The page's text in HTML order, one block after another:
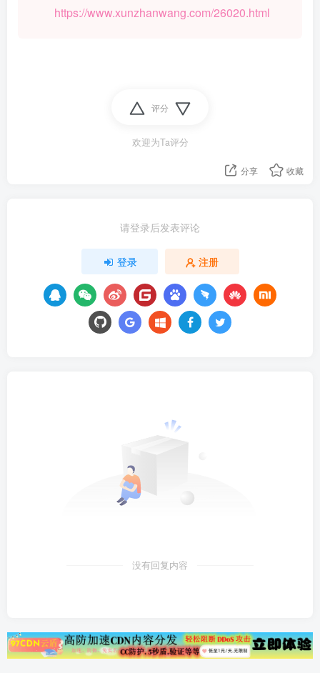
https://www.xunzhanwang.com/26020.html
评分
欢迎为Ta评分
分享 收藏
请登录后发表评论
登录 注册
没有回复内容